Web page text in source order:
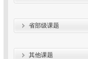
省部级课题
其他课题